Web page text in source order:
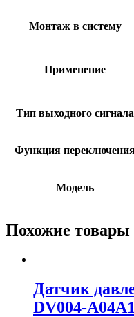
Монтаж в систему
Применение
Тип выходного сигнала
Функция
Модель
Похожие товары
Датчик
DV004-